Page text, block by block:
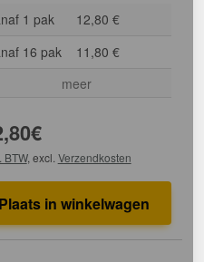
1 pak
12,80 €
16 pak
11,80 €
meer
€
BTW, excl. Verzendkosten
Plaats in winkelwagen